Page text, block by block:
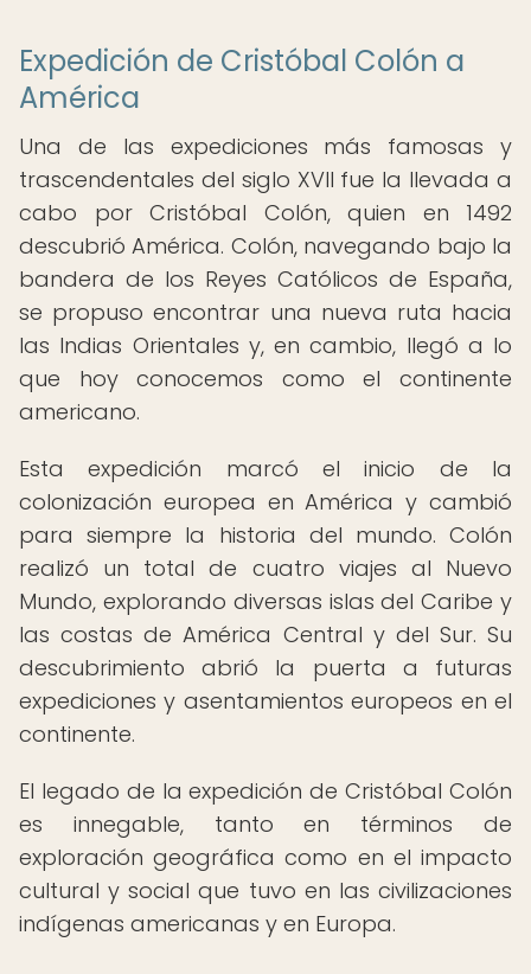
Expedición de Cristóbal Colón a
América
Una de las expediciones más famosas y
trascendentales del siglo XVII fue la llevada a
cabo por Cristóbal Colón, quien en 1492
descubrió América. Colón, navegando bajo la
bandera de los Reyes Católicos de España,
se propuso encontrar una nueva ruta hacia
las Indias Orientales y, en cambio, llegó a lo
que hoy conocemos como el continente
americano.
Esta expedición marcó el inicio de la
colonización europea en América y cambió
para siempre la historia del mundo. Colón
realizó un total de cuatro viajes al Nuevo
Mundo, explorando diversas islas del Caribe y
las costas de América Central y del Sur. Su
descubrimiento abrió la puerta a futuras
expediciones y asentamientos europeos en el
continente.
El legado de la expedición de Cristóbal Colón
es innegable, tanto en términos de
exploración geográfica como en el impacto
cultural y social que tuvo en las civilizaciones
indígenas americanas y en Europa.